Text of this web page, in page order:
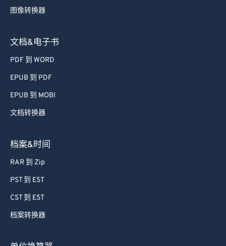
图像转换器
文档&电子书
PDF 到 WORD
EPUB 到 PDF
EPUB 到 MOBI
文档转换器
档案&时间
RAR 到 Zip
PST 到 EST
CST 到 EST
档案转换器